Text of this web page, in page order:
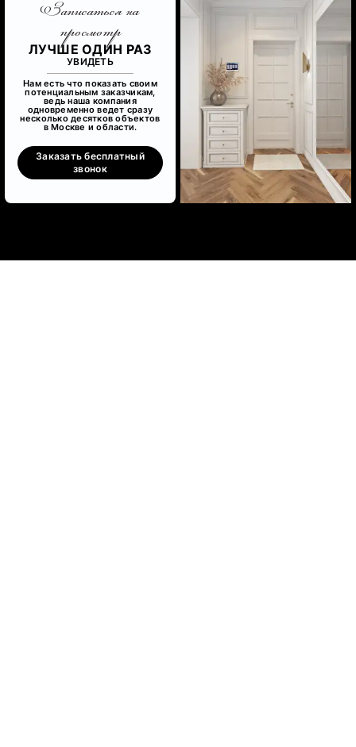
Записаться на
просмотр
ЛУЧШЕ ОДИН РАЗ
УВИДЕТЬ
Нам есть что показать своим
потенциальным заказчикам,
ведь наша компания
одновременно ведет сразу
несколько десятков объектов
в Москве и области.
Заказать бесплатный
звонок